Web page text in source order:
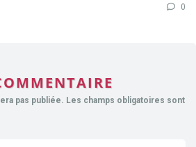
0
pas publiée. Les champs obligatoires sont